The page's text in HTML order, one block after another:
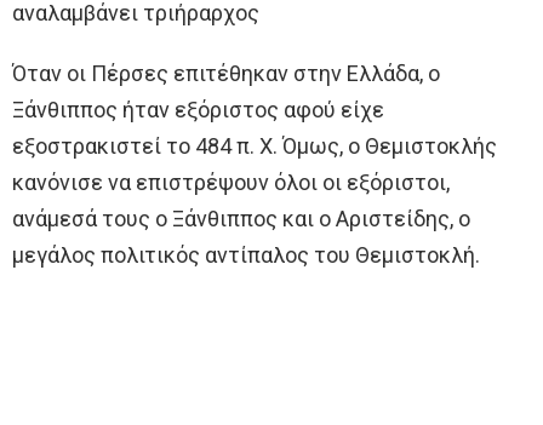
αναλαμβάνει τριήραρχος
Όταν οι Πέρσες επιτέθηκαν στην Ελλάδα, ο
Ξάνθιππος ήταν εξόριστος αφού είχε
εξοστρακιστεί το 484 π. Χ. Όμως, ο Θεμιστοκλής
κανόνισε να επιστρέψουν όλοι οι εξόριστοι,
ανάμεσά τους ο Ξάνθιππος και ο Αριστείδης, ο
μεγάλος πολιτικός αντίπαλος του Θεμιστοκλή.